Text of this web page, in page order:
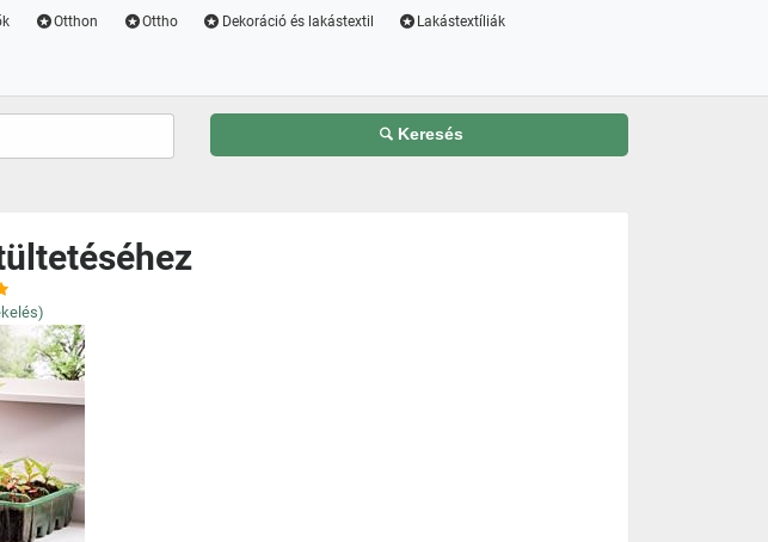
Otthon Ottho Dekoráció és lakástextil Lakástextíliák
Keresés